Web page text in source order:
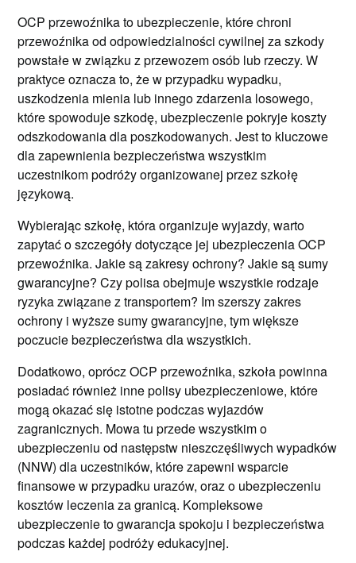
OCP przewoźnika to ubezpieczenie, które chroni
przewoźnika od odpowiedzialności cywilnej za szkody
powstałe w związku z przewozem osób lub rzeczy. W
praktyce oznacza to, że w przypadku wypadku,
uszkodzenia mienia lub innego zdarzenia losowego,
które spowoduje szkodę, ubezpieczenie pokryje koszty
odszkodowania dla poszkodowanych. Jest to kluczowe
dla zapewnienia bezpieczeństwa wszystkim
uczestnikom podróży organizowanej przez szkołę
językową.
Wybierając szkołę, która organizuje wyjazdy, warto
zapytać o szczegóły dotyczące jej ubezpieczenia OCP
przewoźnika. Jakie są zakresy ochrony? Jakie są sumy
gwarancyjne? Czy polisa obejmuje wszystkie rodzaje
ryzyka związane z transportem? Im szerszy zakres
ochrony i wyższe sumy gwarancyjne, tym większe
poczucie bezpieczeństwa dla wszystkich.
Dodatkowo, oprócz OCP przewoźnika, szkoła powinna
posiadać również inne polisy ubezpieczeniowe, które
mogą okazać się istotne podczas wyjazdów
zagranicznych. Mowa tu przede wszystkim o
ubezpieczeniu od następstw nieszczęśliwych wypadków
(NNW) dla uczestników, które zapewni wsparcie
finansowe w przypadku urazów, oraz o ubezpieczeniu
kosztów leczenia za granicą. Kompleksowe
ubezpieczenie to gwarancja spokoju i bezpieczeństwa
podczas każdej podróży edukacyjnej.